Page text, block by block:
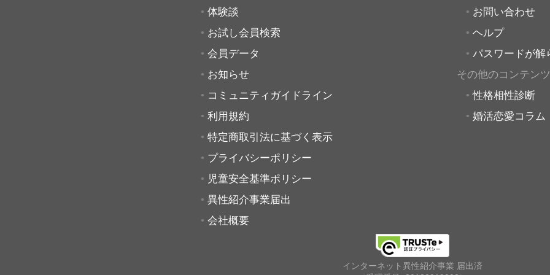
体験談
お試し会員検索
会員データ
お知らせ
コミュニティガイドライン
利用規約
特定商取引法に基づく表示
プライバシーポリシー
児童安全基準ポリシー
異性紹介事業届出
会社概要
お問い合わせ
ヘルプ
パスワードが解
その他のコンテンツ
性格相性診断
婚活恋愛コラム
インターネット異性紹介事業 届出済